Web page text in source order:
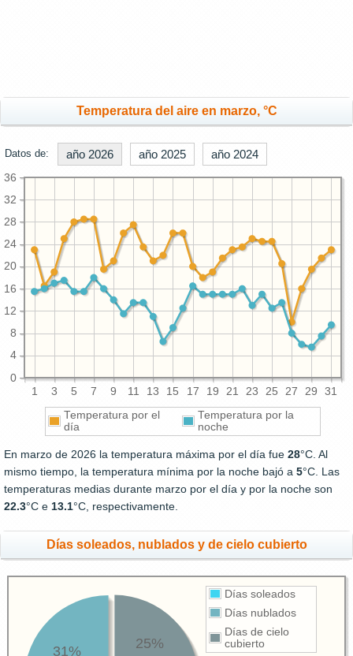
Temperatura del aire en marzo, °C
Datos de: año 2026 año 2025 año 2024
1 3 5 7 9 11 13 15 17 19 21 23 25 27 29 31
0
4
8
12
16
20
24
28
32
36
Temperatura por el
día
Temperatura por la
noche
En marzo de 2026 la temperatura máxima por el día fue 28°C. Al
mismo tiempo, la temperatura mínima por la noche bajó a 5°C. Las
temperaturas medias durante marzo por el día y por la noche son
22.3°C e 13.1°C, respectivamente.
Días soleados, nublados y de cielo cubierto
Días soleados
Días nublados
Días de cielo
cubierto
31% 25%